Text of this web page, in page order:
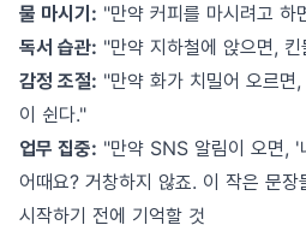
물 마시기: "만약 커피를 마시려고
독서 습관: "만약 지하철에 앉으면,
감정 조절: "만약 화가 치밀어 오르면
이 쉰다."
업무 집중: "만약 SNS 알림이 오면, '
어때요? 거창하지 않죠. 이 작은 문
시작하기 전에 기억할 것